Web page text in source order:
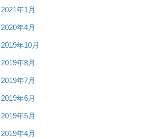
2021年1月
2020年4月
2019年10月
2019年8月
2019年7月
2019年6月
2019年5月
2019年4月